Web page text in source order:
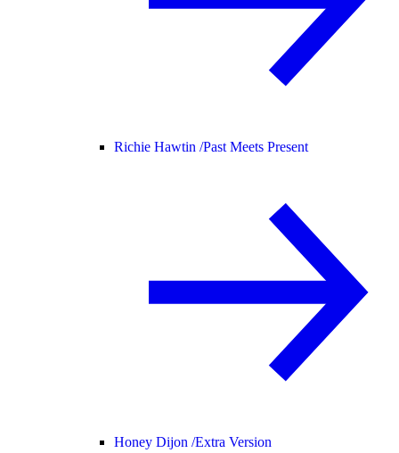
Richie Hawtin /Past Meets Present
Honey Dijon /Extra Version